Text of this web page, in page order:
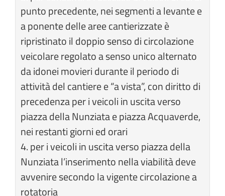
punto precedente, nei segmenti a levante e
a ponente delle aree cantierizzate è
ripristinato il doppio senso di circolazione
veicolare regolato a senso unico alternato
da idonei movieri durante il periodo di
attività del cantiere e “a vista”, con diritto di
precedenza per i veicoli in uscita verso
piazza della Nunziata e piazza Acquaverde,
nei restanti giorni ed orari
4. per i veicoli in uscita verso piazza della
Nunziata l’inserimento nella viabilità deve
avvenire secondo la vigente circolazione a
rotatoria